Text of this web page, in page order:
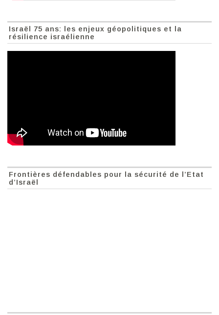
Israël 75 ans: les enjeux géopolitiques et la
résilience israélienne
Frontières défendables pour la sécurité de l’Etat
d’Israël